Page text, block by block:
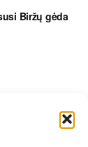
Biržų gėda